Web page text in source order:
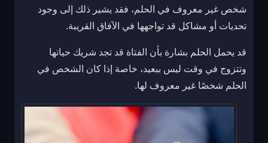
شخص غير معروف في الحلم، فقد يشير ذلك إلى وجود
تحديات أو مشاكل قد تواجهها في الآفاق القريبة.
قد يحمل الحلم بشارة بأن الفتاة قد تجد شريك حياتها
وتتزوج في وقت ليس ببعيد، خاصة إذا كان الشخص في
الحلم شخصًا غير معروف لها.